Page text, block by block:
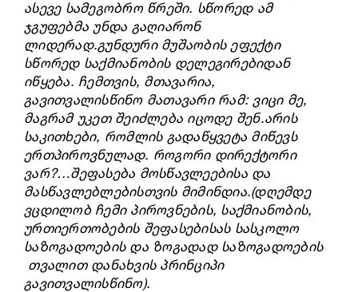
ასევე სამეგობრო წრეში. სწორედ ამ
ჯგუფებმა უნდა გაღიარონ
ლიდერად.გუნდური მუშაობის ეფექტი
სწორედ საქმიანობის დელეგირებიდან
იწყება. ჩემთვის, მთავარია,
გავითვალისწინო მათავარი რამ: ვიცი მე,
მაგრამ უკეთ შეიძლება იცოდე შენ.არის
საკითხები, რომლის გადაწყვეტა მიწევს
ერთპიროვნულად. როგორი დირექტორი
ვარ?…შეფასება მოსწავლეებისა და
მასწავლებლებისთვის მიმინდია.(დღემდე
ვცდილობ ჩემი პიროვნების, საქმიანობის,
ურთიერთობების შეფასებისას სასკოლო
საზოგადოების და ზოგადად საზოგადოების
თვალით დანახვის პრინციპი
გავითვალისწინო).